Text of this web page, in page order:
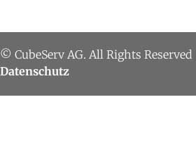
© CubeServ AG. All Rights Reserved |
Datenschutz